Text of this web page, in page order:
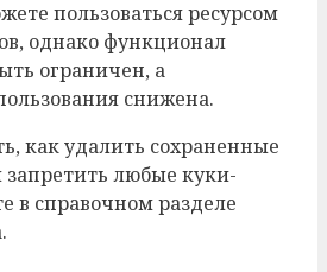
пользоваться ресурсом
однако функционал
ограничен, а
снижена.
как удалить сохраненные
любые куки-
в справочном разделе